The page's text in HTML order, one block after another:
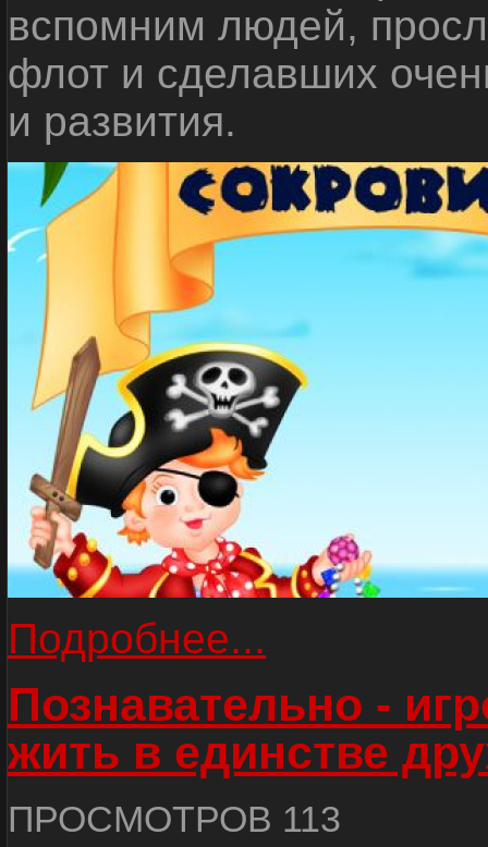
вспомним людей,
флот и сделавших
и развития.
Подробнее...
Познавательно -
жить в единстве
ПРОСМОТРОВ 113